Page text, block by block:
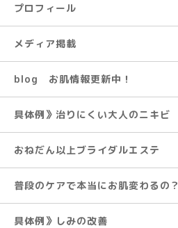
プロフィール
メディア掲載
blog お肌情報更新中！
具体例》治りにくい大人のニキビ
おねだん以上ブライダルエステ
普段のケアで本当にお肌変わるの？
具体例》しみの改善